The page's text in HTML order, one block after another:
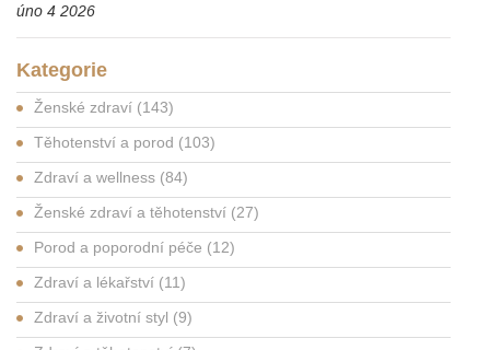
úno 4 2026
Kategorie
Ženské zdraví (143)
Těhotenství a porod (103)
Zdraví a wellness (84)
Ženské zdraví a těhotenství (27)
Porod a poporodní péče (12)
Zdraví a lékařství (11)
Zdraví a životní styl (9)